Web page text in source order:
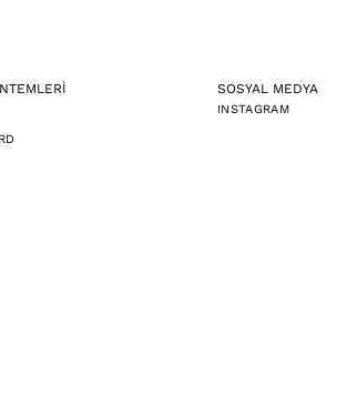
SOSYAL MEDYA
INSTAGRAM